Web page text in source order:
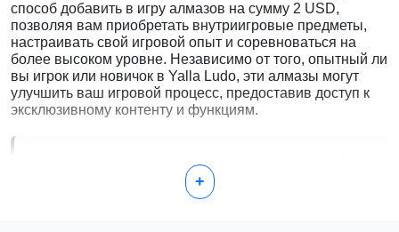
способ добавить в игру алмазов на сумму 2 USD,
позволяя вам приобретать внутриигровые предметы,
настраивать свой игровой опыт и соревноваться на
более высоком уровне. Независимо от того, опытный ли
вы игрок или новичок в Yalla Ludo, эти алмазы могут
улучшить ваш игровой процесс, предоставив доступ к
эксклюзивному контенту и функциям.
USD Diamonds Key GLOBAL
+